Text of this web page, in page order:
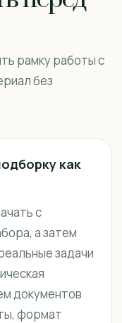
рамку работы с
без
как
с
а затем
задачи
документов
формат